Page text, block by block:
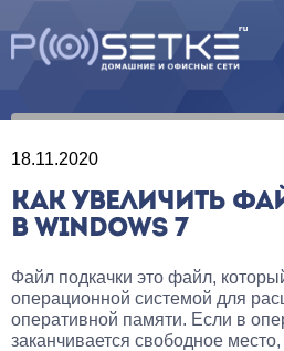
18.11.2020
КАК УВЕЛИЧИТЬ
В WINDOWS 7
Файл подкачки это файл,
операционной системой для
оперативной памяти. Если в
заканчивается свободное